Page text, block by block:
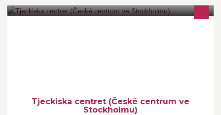
Tjeckiska centret (České centrum ve
Stockholmu)